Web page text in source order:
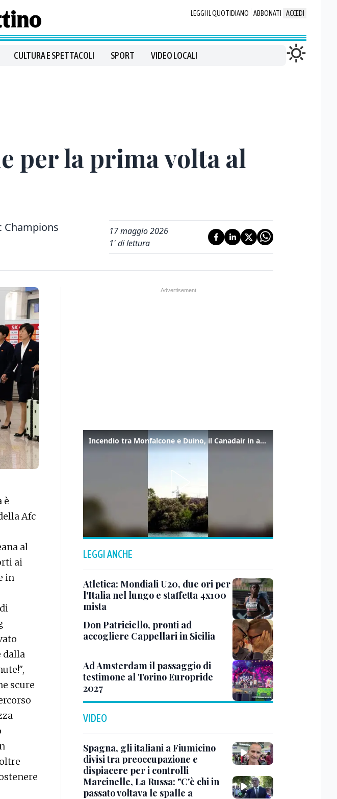
LEGGI IL QUOTIDIANO ABBONATI ACCEDI
CULTURA E SPETTACOLI SPORT VIDEO LOCALI
per la prima volta al
Champions
17 maggio 2026
1' di lettura
è
Afc
al
ai
in
dalla
scure
Incendio tra Monfalcone e Duino, il Canadair in azione per fermare le fiamme sul fronte dell’A4
LEGGI ANCHE
Atletica: Mondiali U20, due ori per
l'Italia nel lungo e staffetta 4x100
mista
Don Patriciello, pronti ad
accogliere Cappellari in Sicilia
Ad Amsterdam il passaggio di
testimone al Torino Europride
2027
VIDEO
Spagna, gli italiani a Fiumicino
divisi tra preoccupazione e
dispiacere per i controlli
Marcinelle, La Russa: "C'è chi in
passato voltava le spalle a